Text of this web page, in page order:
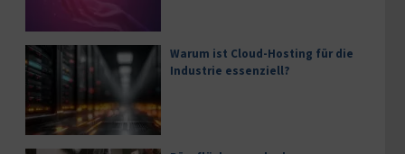
Warum ist Cloud-Hosting für die
Industrie essenziell?